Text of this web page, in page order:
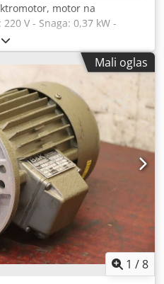
motor na
V - Snaga: 0,37 kW -
11 mm Dodpfx Apsd Hp T
- Stepen zaštite: IP 54 -
Cena: po komadu -
Težina: 7,4 kg/kom
Mali oglas
1 /8